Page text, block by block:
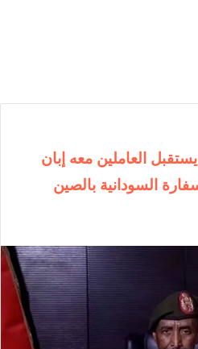
العاملين معه إبان
السودانية بالصين